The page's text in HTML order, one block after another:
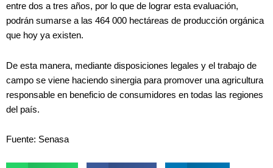
entre dos a tres años, por lo que de lograr esta evaluación,
podrán sumarse a las 464 000 hectáreas de producción orgánica
que hoy ya existen.
De esta manera, mediante disposiciones legales y el trabajo de
campo se viene haciendo sinergia para promover una agricultura
responsable en beneficio de consumidores en todas las regiones
del país.
Fuente: Senasa